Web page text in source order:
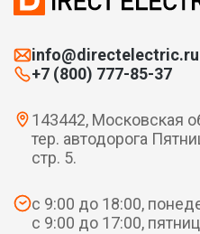
info@directelectric.ru
+7 (800) 777-85-37
143442, Московская
тер. автодорога
стр. 5.
с 9:00 до 18:00,
с 9:00 до 17:00,